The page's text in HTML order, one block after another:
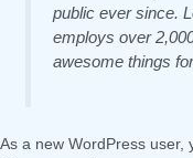
public ever since.
employs over
awesome things
As a new WordPress user,